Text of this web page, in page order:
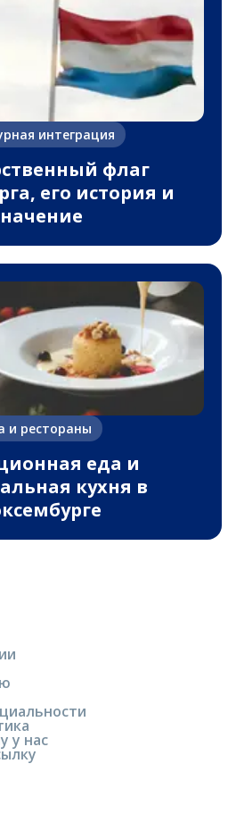
интеграция
флаг
его история и
и рестораны
еда и
кухня в
у нас